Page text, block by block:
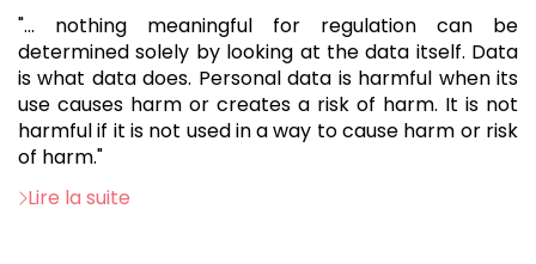
"... nothing meaningful for regulation can be
determined solely by looking at the data itself. Data
is what data does. Personal data is harmful when its
use causes harm or creates a risk of harm. It is not
harmful if it is not used in a way to cause harm or risk
of harm."
Lire la suite